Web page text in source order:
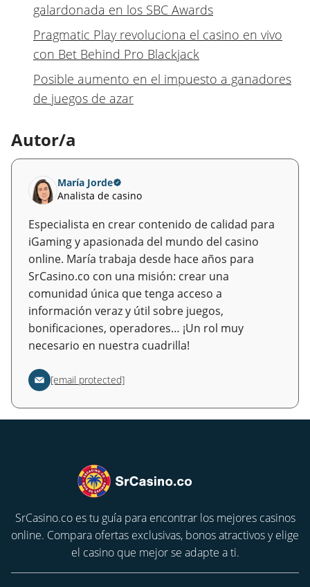
galardonada en los SBC Awards
Pragmatic Play revoluciona el casino en vivo
con Bet Behind Pro Blackjack
Posible aumento en el impuesto a ganadores
de juegos de azar
Autor/a
María Jorde
Analista de casino
Especialista en crear contenido de calidad para
iGaming y apasionada del mundo del casino
online. María trabaja desde hace años para
SrCasino.co con una misión: crear una
comunidad única que tenga acceso a
información veraz y útil sobre juegos,
bonificaciones, operadores… ¡Un rol muy
necesario en nuestra cuadrilla!
[email protected]
SrCasino.co es tu guía para encontrar los mejores casinos
online. Compara ofertas exclusivas, bonos atractivos y elige
el casino que mejor se adapte a ti.